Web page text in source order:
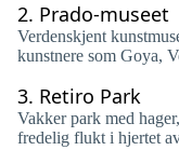
2. Prado-museet
Verdenskjent
kunstnere som Goya,
3. Retiro Park
Vakker park med
fredelig flukt i hjertet